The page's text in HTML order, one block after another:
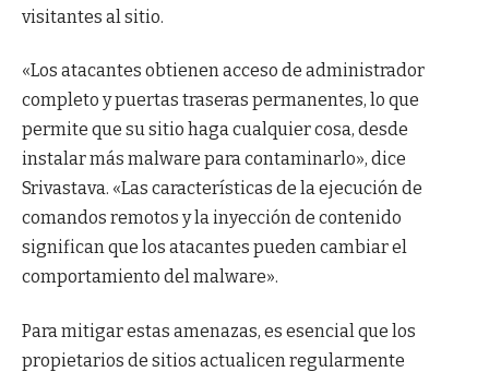
visitantes al sitio.
«Los atacantes obtienen acceso de administrador
completo y puertas traseras permanentes, lo que
permite que su sitio haga cualquier cosa, desde
instalar más malware para contaminarlo», dice
Srivastava. «Las características de la ejecución de
comandos remotos y la inyección de contenido
significan que los atacantes pueden cambiar el
comportamiento del malware».
Para mitigar estas amenazas, es esencial que los
propietarios de sitios actualicen regularmente